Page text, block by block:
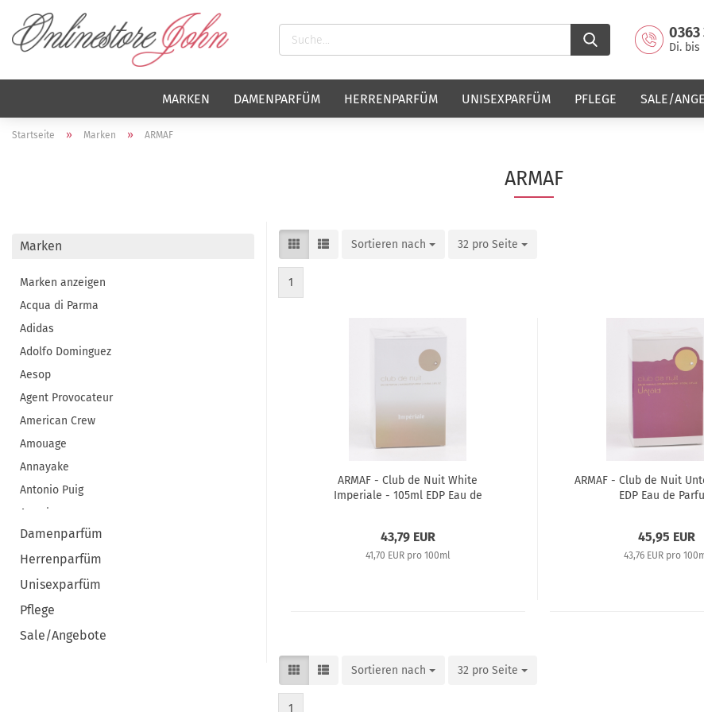
0363
Di. bis
MARKEN DAMENPARFÜM HERRENPARFÜM UNISEXPARFÜM PFLEGE SALE/
Startseite » Marken » ARMAF
ARMAF
Marken
Marken anzeigen
Acqua di Parma
Adidas
Adolfo Dominguez
Aesop
Agent Provocateur
American Crew
Amouage
Annayake
Antonio Puig
Aramis
ARMAF
Armani
Atelier Cologne
Atkinsons
Azzaro
Damenparfüm
Herrenparfüm
Unisexparfüm
Pflege
Sale/Angebote
Sortieren nach 32 pro Seite
1
ARMAF - Club de Nuit White
Imperiale - 105ml EDP Eau de
43,79 EUR
41,70 EUR pro 100ml
ARMAF - Club de Nuit
EDP Eau de
45,95 EUR
43,76 EUR pro
Sortieren nach 32 pro Seite
1